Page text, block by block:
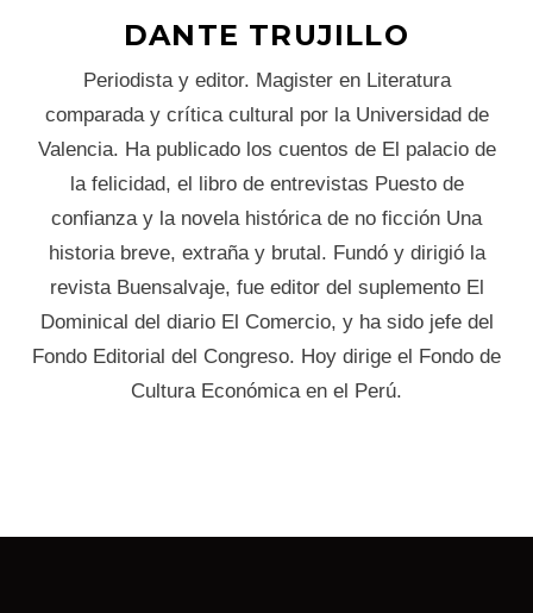
DANTE TRUJILLO
Periodista y editor. Magister en Literatura
comparada y crítica cultural por la Universidad de
Valencia. Ha publicado los cuentos de El palacio de
la felicidad, el libro de entrevistas Puesto de
confianza y la novela histórica de no ficción Una
historia breve, extraña y brutal. Fundó y dirigió la
revista Buensalvaje, fue editor del suplemento El
Dominical del diario El Comercio, y ha sido jefe del
Fondo Editorial del Congreso. Hoy dirige el Fondo de
Cultura Económica en el Perú.